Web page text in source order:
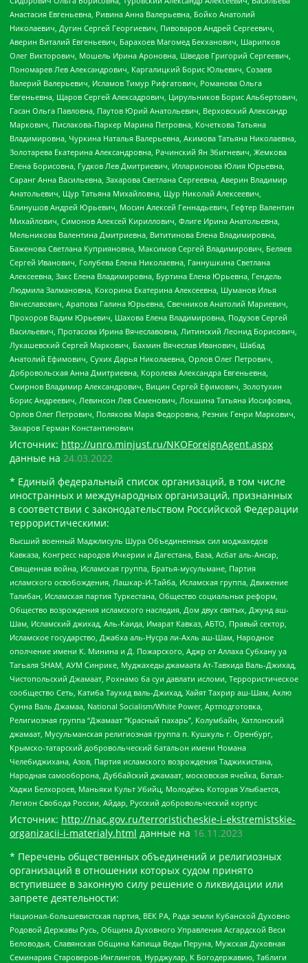
Анастасия Евгеньевна, Ривина Анна Валерьевна, Бойко Анатолий
Николаевич, Дугин Сергей Георгиевич, Пивоваров Андрей Сергеевич,
Аверин Виталий Евгеньевич, Барахоев Магомед Бекханович, Шарипков
Олег Викторович, Мошель Ирина Ароновна, Шведов Григорий Сергеевич,
Пономарев Лев Александрович, Каргалицкий Борис Юльевич, Созаев
Валерий Валерьевич, Исламов Тимур Рифгатович, Романова Ольга
Евгеньевна, Щаров Сергей Алексадрович, Цирульников Борис Альбертович,
Гасан Ольга Павловна, Паутов Юрий Анатольевич, Верховский Александр
Маркович, Пислакова-Паркер Марина Петровна, Кочеткова Татьяна
Владимировна, Чуркина Наталья Валерьевна, Акимова Татьяна Николаевна,
Золотарева Екатерина Александровна, Рачинский Ян Збигневич, Жемкова
Елена Борисовна, Гудков Лев Дмитриевич, Илларионова Юлия Юрьевна,
Саранг Анна Васильевна, Захарова Светлана Сергеевна, Аверин Владимир
Анатольевич, Щур Татьяна Михайловна, Щур Николай Алексеевич,
Блинушов Андрей Юрьевич, Мосин Алексей Геннадьевич, Гефтер Валентин
Михайлович, Симонов Алексей Кириллович, Флиге Ирина Анатольевна,
Мельникова Валентина Дмитриевна, Вититинова Елена Владимировна,
Баженова Светлана Куприяновна, Максимов Сергей Владимирович, Беляев
Сергей Иванович, Голубева Елена Николаевна, Ганнушкина Светлана
Алексеевна, Закс Елена Владимировна, Буртина Елена Юрьевна, Гендель
Людмила Залмановна, Кокорина Екатерина Алексеевна, Шуманов Илья
Вячеславович, Арапова Галина Юрьевна, Свечников Анатолий Мариевич,
Прохоров Вадим Юрьевич, Шахова Елена Владимировна, Подузов Сергей
Васильевич, Протасова Ирина Вячеславовна, Литинский Леонид Борисович,
Лукашевский Сергей Маркович, Бахмин Вячеслав Иванович, Шабад
Анатолий Ефимович, Сухих Дарья Николаевна, Орлов Олег Петрович,
Добровольская Анна Дмитриевна, Королева Александра Евгеньевна,
Смирнов Владимир Александрович, Вицин Сергей Ефимович, Золотухин
Борис Андреевич, Левинсон Лев Семенович, Локшина Татьяна Иосифовна,
Орлов Олег Петрович, Полякова Мара Федоровна, Резник Генри Маркович,
Захаров Герман Константинович
Источник: http://unro.minjust.ru/NKOForeignAgent.aspx
данные на 24.03.2022
* Единый федеральный список организаций, в том числе
иностранных и международных организаций, признанных
в соответствии с законодательством Российской Федерации
террористическими:
Высший военный Маджлисуль Шура Объединенных сил моджахедов
Кавказа, Конгресс народов Ичкерии и Дагестана, База, Асбат аль-Ансар,
Священная война, Исламская группа, Братья-мусульмане, Партия
исламского освобождения, Лашкар-И-Тайба, Исламская группа, Движение
Талибан, Исламская партия Туркестана, Общество социальных реформ,
Общество возрождения исламского наследия, Дом двух святых, Джунд аш-
Шам, Исламский джихад, Аль-Каида, Имарат Кавказ, АБТО, Правый сектор,
Исламское государство, Джабха аль-Нусра ли-Ахль аш-Шам, Народное
ополчение имени К. Минина и Д. Пожарского, Аджр от Аллаха Субхану уа
Тагьаля SHAM, АУМ Синрике, Муджахеды джамаата Ат-Тавхида Валь-Джихад,
Чистопольский Джамаат, Рохнамо ба суи давлати исломи, Террористическое
сообщество Сеть, Катиба Таухид валь-Джихад, Хайят Тахрир аш-Шам, Ахлю
Сунна Валь Джамаа, National Socialism/White Power, Артподготовка,
Религиозная группа “Джамаат “Красный пахарь”, Колумбайн, Хатлонский
джамаат, Мусульманская религиозная группа п. Кушкуль г. Оренбург,
Крымско-татарский добровольческий батальон имени Номана
Челебиджихана, Азов, Партия исламского возрождения Таджикистана,
Народная самооборона, Дуббайский джамаат, московская ячейка, Батал-
Хаджи Белхороев, Маньяки Культ Убийц, Молодёжь Которая Улыбается,
Легион Свобода России, Айдар, Русский добровольческий корпус
Источник: http://nac.gov.ru/terroristicheskie-i-ekstremistskie-
organizacii-i-materialy.html данные на 16.11.2023
* Перечень общественных объединений и религиозных
организаций в отношении которых судом принято
вступившее в законную силу решение о ликвидации или
запрете деятельности:
Национал-большевистская партия, ВЕК РА, Рада земли Кубанской Духовно
Родовой Державы Русь, Община Духовного Управления Асгардской Веси
Беловодья, Славянская Община Капища Веды Перуна, Мужская Духовная
Семинария Староверов-Инглингов, Нурджулар, К Богодержавию, Таблиги